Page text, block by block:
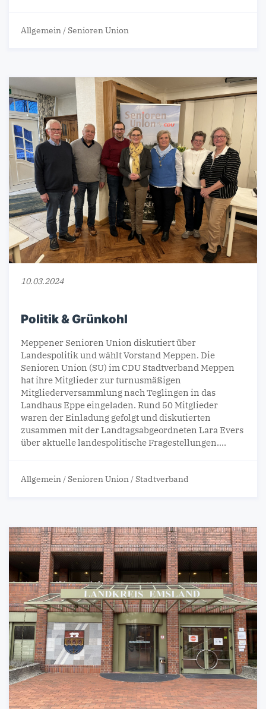
Allgemein /Senioren Union
10.03.2024
Politik & Grünkohl
Meppener Senioren Union diskutiert über
Landespolitik und wählt Vorstand Meppen. Die
Senioren Union (SU) im CDU Stadtverband Meppen
hat ihre Mitglieder zur turnusmäßigen
Mitgliederversammlung nach Teglingen in das
Landhaus Eppe eingeladen. Rund 50 Mitglieder
waren der Einladung gefolgt und diskutierten
zusammen mit der Landtagsabgeordneten Lara Evers
über aktuelle landespolitische Fragestellungen.…
Allgemein /Senioren Union /Stadtverband